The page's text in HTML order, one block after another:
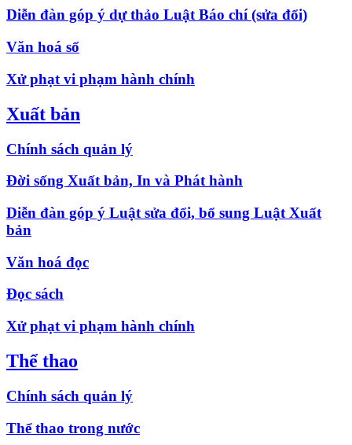
Diễn đàn góp ý dự thảo Luật Báo chí (sửa đổi)
Văn hoá số
Xử phạt vi phạm hành chính
Xuất bản
Chính sách quản lý
Đời sống Xuất bản, In và Phát hành
Diễn đàn góp ý Luật sửa đổi, bổ sung Luật Xuất
bản
Văn hoá đọc
Đọc sách
Xử phạt vi phạm hành chính
Thể thao
Chính sách quản lý
Thể thao trong nước